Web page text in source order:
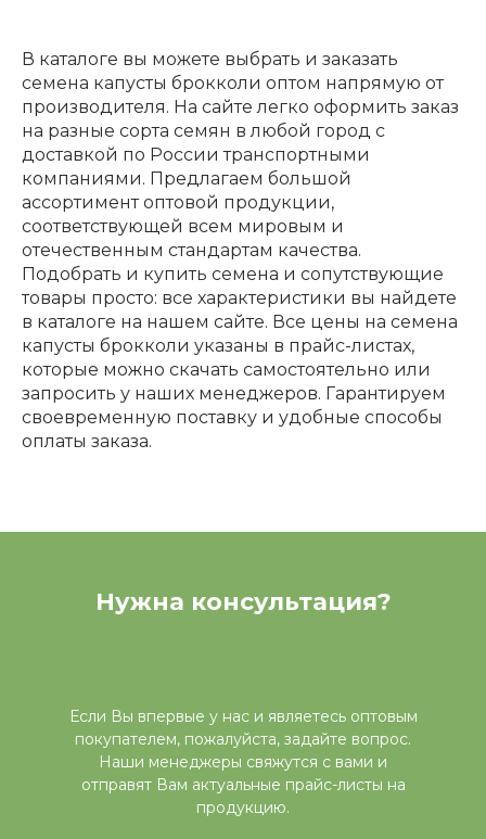
В каталоге вы можете выбрать и заказать
семена капусты брокколи оптом напрямую от
производителя. На сайте легко оформить заказ
на разные сорта семян в любой город с
доставкой по России транспортными
компаниями. Предлагаем большой
ассортимент оптовой продукции,
соответствующей всем мировым и
отечественным стандартам качества.
Подобрать и купить семена и сопутствующие
товары просто: все характеристики вы найдете
в каталоге на нашем сайте. Все цены на семена
капусты брокколи указаны в прайс-листах,
которые можно скачать самостоятельно или
запросить у наших менеджеров. Гарантируем
своевременную поставку и удобные способы
оплаты заказа.
Нужна консультация?
Если Вы впервые у нас и являетесь оптовым
покупателем, пожалуйста, задайте вопрос.
Наши менеджеры свяжутся с вами и
отправят Вам актуальные прайс-листы на
продукцию.